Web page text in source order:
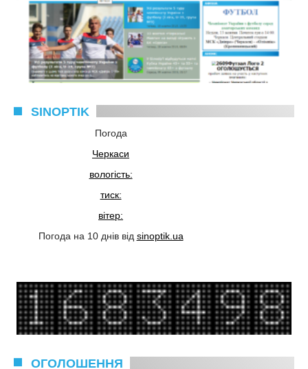
SINOPTIK
Погода
Черкаси
вологість:
тиск:
вітер:
Погода на 10 днів від sinoptik.ua
ОГОЛОШЕННЯ